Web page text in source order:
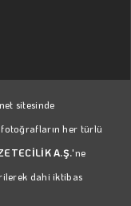
sitesinde
fotoğrafların her türlü
A.Ş.'ne
dahi iktibas